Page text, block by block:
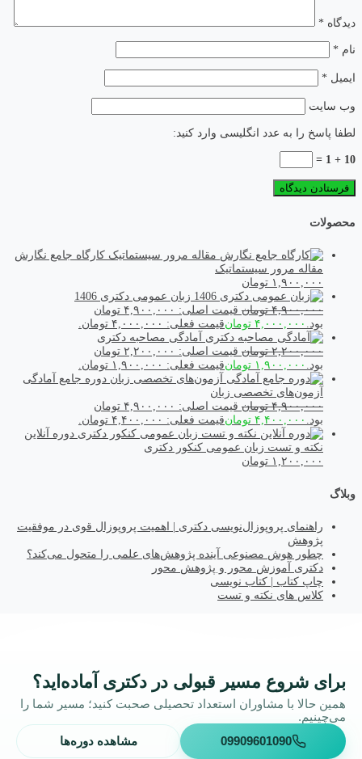
دیدگاه *
نام *
ایمیل *
وب‌ سایت
لطفا پاسخ را به عدد انگلیسی وارد کنید:
10 + 1 =
محصولات
کارگاه جامع نگارش
مقاله مرور سیستماتیک
۱,۹۰۰,۰۰۰ تومان
زبان عمومی دکتری 1406
۴,۹۰۰,۰۰۰ تومان
قیمت اصلی: ۴,۹۰۰,۰۰۰ تومان
بود. ۴,۰۰۰,۰۰۰ تومانقیمت فعلی: ۴,۰۰۰,۰۰۰ تومان.
آمادگی مصاحبه دکتری
۲,۲۰۰,۰۰۰ تومان
قیمت اصلی: ۲,۲۰۰,۰۰۰ تومان
بود. ۱,۹۰۰,۰۰۰ تومانقیمت فعلی: ۱,۹۰۰,۰۰۰ تومان.
دوره جامع آمادگی
آزمون‌های تخصصی زبان
۴,۹۰۰,۰۰۰ تومان
قیمت اصلی: ۴,۹۰۰,۰۰۰ تومان
بود. ۴,۴۰۰,۰۰۰ تومانقیمت فعلی: ۴,۴۰۰,۰۰۰ تومان.
دوره آنلاین
نکته و تست زبان عمومی کنکور دکتری
۱,۲۰۰,۰۰۰ تومان
وبلاگ
راهنمای پروپوزال‌نویسی دکتری | اهمیت پروپوزال قوی در موفقیت
پژوهش
چطور هوش مصنوعی آینده پژوهش‌های علمی را متحول می‌کند؟
دکتری آموزش محور و پژوهش محور
چاپ کتاب | کتاب نویسی
کلاس های نکته و تست
برای شروع مسیر قبولی در دکتری آماده‌اید؟
همین حالا با مشاوران استعداد تحصیلی صحبت کنید؛ مسیر شما را
می‌چینیم.
09909601090 مشاهده دوره‌ها